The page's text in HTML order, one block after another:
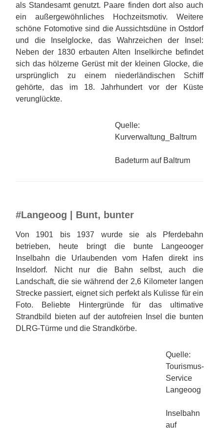
als Standesamt genutzt. Paare finden dort also auch
ein außergewöhnliches Hochzeitsmotiv. Weitere
schöne Fotomotive sind die Aussichtsdüne in Ostdorf
und die Inselglocke, das Wahrzeichen der Insel:
Neben der 1830 erbauten Alten Inselkirche befindet
sich das hölzerne Gerüst mit der kleinen Glocke, die
ursprünglich zu einem niederländischen Schiff
gehörte, das im 18. Jahrhundert vor der Küste
verunglückte.
Quelle:
Kurverwaltung_Baltrum
Badeturm auf Baltrum
#Langeoog | Bunt, bunter
Von 1901 bis 1937 wurde sie als Pferdebahn
betrieben, heute bringt die bunte Langeooger
Inselbahn die Urlaubenden vom Hafen direkt ins
Inseldorf. Nicht nur die Bahn selbst, auch die
Landschaft, die sie während der 2,6 Kilometer langen
Strecke passiert, eignet sich perfekt als Kulisse für ein
Foto. Beliebte Hintergründe für das ultimative
Strandbild bieten auf der autofreien Insel die bunten
DLRG-Türme und die Strandkörbe.
Quelle:
Tourismus-
Service
Langeoog
Inselbahn
auf